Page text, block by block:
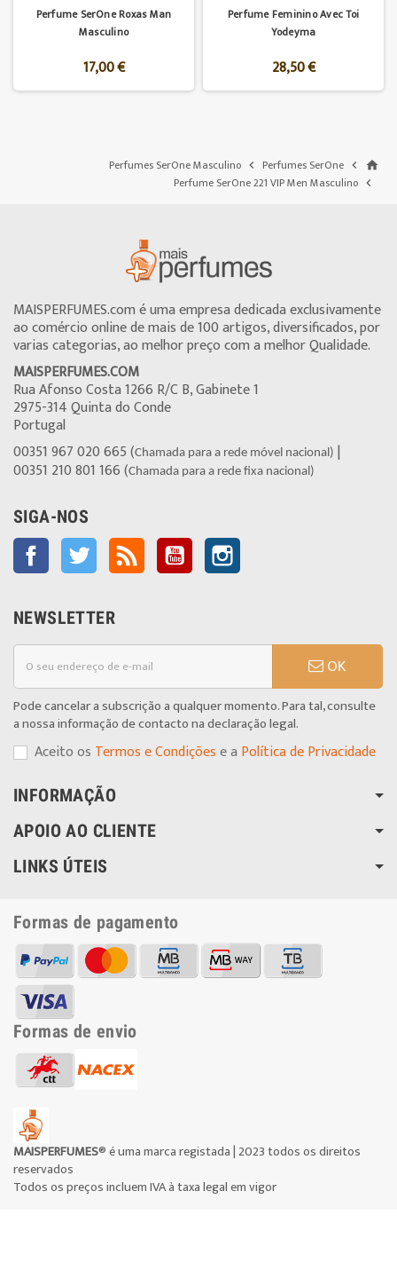
Perfume SerOne Roxas Man
Masculino
17,00 €
Perfume Feminino Avec Toi
Yodeyma
28,50 €
home

Perfumes SerOne

Perfumes SerOne Masculino

Perfume SerOne 221 VIP Men Masculino
MAISPERFUMES.com é uma empresa dedicada exclusivamente
ao comércio online de mais de 100 artigos, diversificados, por
varias categorias, ao melhor preço com a melhor Qualidade.
MAISPERFUMES.COM
Rua Afonso Costa 1266 R/C B, Gabinete 1
2975-314 Quinta do Conde
Portugal
00351 967 020 665 (Chamada para a rede móvel nacional) |
00351 210 801 166 (Chamada para a rede fixa nacional)
SIGA-NOS
Facebook Twitter Rss YouTube
NEWSLETTER
OK
Pode cancelar a subscrição a qualquer momento. Para tal, consulte
a nossa informação de contacto na declaração legal.
Aceito os Termos e Condiçõese a Política de Privacidade
INFORMAÇÃO
APOIO AO CLIENTE
LINKS ÚTEIS
Formas de pagamento
Formas de envio
MAISPERFUMES® é uma marca registada | 2023 todos os direitos
reservados
Todos os preços incluem IVA à taxa legal em vigor